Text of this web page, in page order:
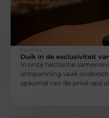
Carlinks
Duik in de exclusiviteit
In onze hectische
ontspanning vaak
opkomst van de privé-spa